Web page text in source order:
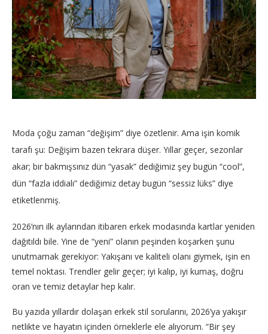
Moda çoğu zaman “değişim” diye özetlenir. Ama işin komik
tarafı şu: Değişim bazen tekrara düşer. Yıllar geçer, sezonlar
akar; bir bakmışsınız dün “yasak” dediğimiz şey bugün “cool”,
dün “fazla iddialı” dediğimiz detay bugün “sessiz lüks” diye
etiketlenmiş.
2026’nın ilk aylarından itibaren erkek modasında kartlar yeniden
dağıtıldı bile. Yine de “yeni” olanın peşinden koşarken şunu
unutmamak gerekiyor: Yakışanı ve kaliteli olanı giymek, işin en
temel noktası. Trendler gelir geçer; iyi kalıp, iyi kumaş, doğru
oran ve temiz detaylar hep kalır.
Bu yazıda yıllardır dolaşan erkek stil sorularını, 2026’ya yakışır
netlikte ve hayatın içinden örneklerle ele alıyorum. “Bir şey